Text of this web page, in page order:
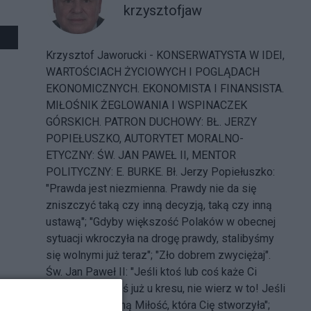
krzysztofjaw
Krzysztof Jaworucki - KONSERWATYSTA W IDEI,
WARTOŚCIACH ŻYCIOWYCH I POGLĄDACH
EKONOMICZNYCH. EKONOMISTA I FINANSISTA.
MIŁOŚNIK ŻEGLOWANIA I WSPINACZEK
GÓRSKICH. PATRON DUCHOWY: BŁ. JERZY
POPIEŁUSZKO, AUTORYTET MORALNO-
ETYCZNY: ŚW. JAN PAWEŁ II, MENTOR
POLITYCZNY: E. BURKE. Bł. Jerzy Popiełuszko:
"Prawda jest niezmienna. Prawdy nie da się
zniszczyć taką czy inną decyzją, taką czy inną
ustawą"; "Gdyby większość Polaków w obecnej
sytuacji wkroczyła na drogę prawdy, stalibyśmy
się wolnymi już teraz"; "Zło dobrem zwyciężaj".
Św. Jan Paweł II: "Jeśli ktoś lub coś każe Ci
sądzić, że jesteś już u kresu, nie wierz w to! Jeśli
znasz odwieczną Miłość, która Cię stworzyła";